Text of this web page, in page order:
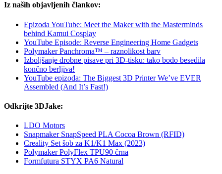
Iz naših objavljenih člankov:
Epizoda YouTube: Meet the Maker with the Masterminds
behind Kamui Cosplay
YouTube Episode: Reverse Engineering Home Gadgets
Polymaker Panchroma™ – raznolikost barv
Izboljšanje drobne pisave pri 3D-tisku: tako bodo besedila
končno berljiva!
YouTube epizoda: The Biggest 3D Printer We’ve EVER
Assembled (And It’s Fast!)
Odkrijte 3DJake:
LDO Motors
Snapmaker SnapSpeed PLA Cocoa Brown (RFID)
Creality Set šob za K1/K1 Max (2023)
Polymaker PolyFlex TPU90 črna
Formfutura STYX PA6 Natural